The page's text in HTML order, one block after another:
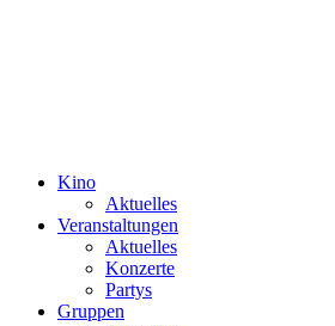
Kino
Aktuelles
Veranstaltungen
Aktuelles
Konzerte
Partys
Gruppen